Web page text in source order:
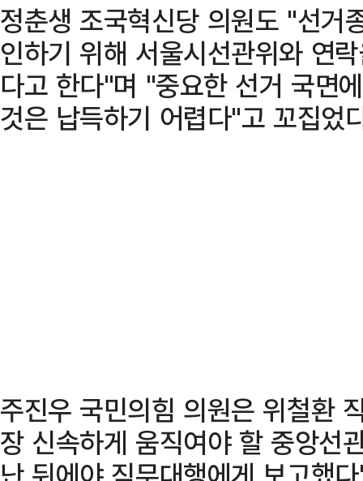
정춘생 조국혁신당 의원도 "선거
인하기 위해 서울시선관위와 연
다고 한다"며 "중요한 선거 국면
것은 납득하기 어렵다"고 꼬집었
주진우 국민의힘 의원은 위철환
장 신속하게 움직여야 할 중앙선